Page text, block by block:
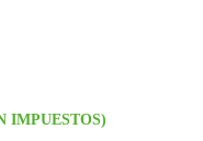
IMPUESTOS)